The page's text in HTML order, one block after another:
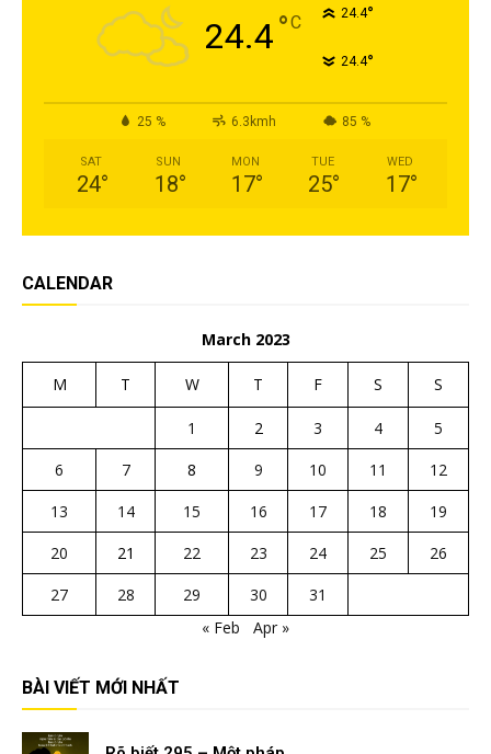
24.4°C 24.4°
24.4°
25 % 6.3kmh 85 %
SAT
24°
SUN
18°
MON
17°
TUE
25°
WED
17°
CALENDAR
March 2023
M T W T F S S
1 2 3 4
5
6
7 8 9 10 11
12
13
14 15 16 17 18
19
20
21 22 23 24 25
26
27
28 29 30
31
« Feb
Apr »
BÀI VIẾT MỚI NHẤT